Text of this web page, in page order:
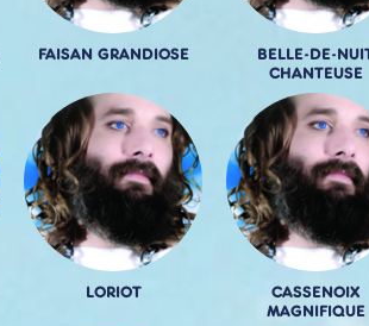
FAISAN GRANDIOSE
BELLE-DE-
CHANTEUSE
LORIOT
CASSENOIX
MAGNIFIQUE